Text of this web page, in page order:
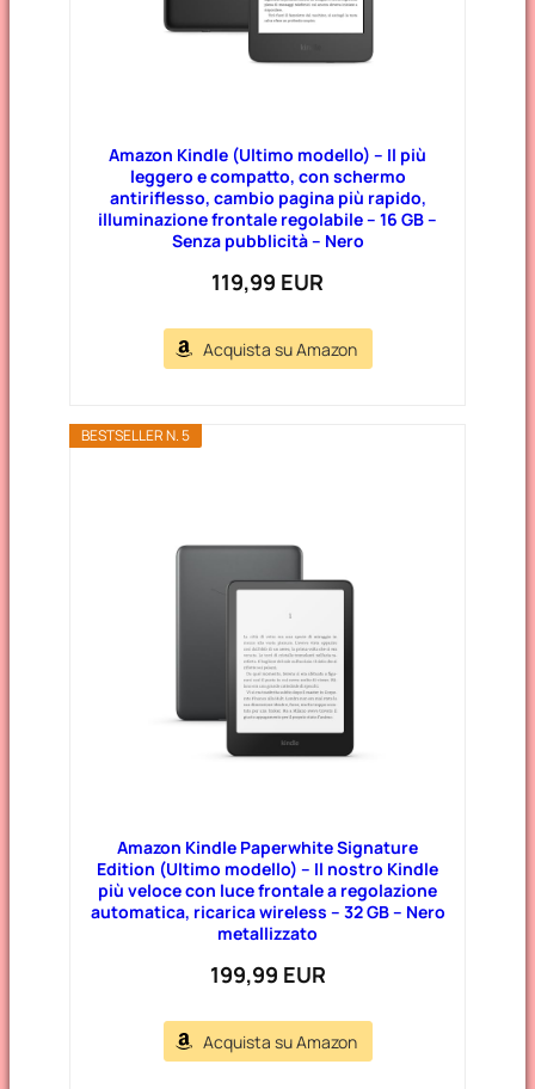
Amazon Kindle (Ultimo modello) – Il più
leggero e compatto, con schermo
antiriflesso, cambio pagina più rapido,
illuminazione frontale regolabile – 16 GB –
Senza pubblicità – Nero
119,99 EUR
Acquista su Amazon
BESTSELLER N. 5
Amazon Kindle Paperwhite Signature
Edition (Ultimo modello) – Il nostro Kindle
più veloce con luce frontale a regolazione
automatica, ricarica wireless – 32 GB – Nero
metallizzato
199,99 EUR
Acquista su Amazon